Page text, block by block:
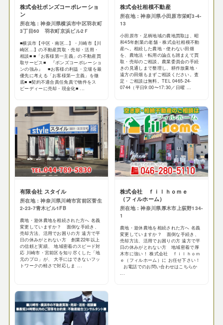
株式会社ボンズコーポレーショ
ン
所在地：神奈川県横浜市中区羽衣町
3丁目60 羽衣町京浜ビル2Ｆ
■横浜市【中区・南区…】・川崎市【川
崎区…】の不動産買取・売却・活用・
相談■ ■「お客様第一主義」の不動産買
取サービス■ 『ボンズコーポレーショ
ンの強み』 ■お客様の利益・立場を最
優先に考える「お客様第一主義」を徹
底■ ■契約不適合責任免責で物件をス
ピーディーに売却・現金化■ ...
株式会社相模不動産
所在地：神奈川県小田原市栄町3-4-
13
小田原市・足柄地域の農地買取は、昭
和45年創業の老舗・株式会社相模不動
産へ。相続した農地・使わない田畑
を、農地法・転用の論点も踏まえて買
取・売却のご相談。農業委員会の手続
きの見通しまで整理し、耕作放棄地・
遠方の田畑もまずご相談ください。査
定・ご相談は無料。TEL 0465-24-
0744（平日9:00〜17:30／日曜 ...
有限会社 スタイル
所在地：神奈川県川崎市宮前区菅生
2-23-7青木ビル1FB
農地・遊休農地を相続された方へ 名義
変更していますか？ 面倒な手続き、
売却方法、活用でお困りの方 遠方で平
日の休みがとれない方 創業22年以上
の信頼と実績、 地域密着のスピード対
応 川崎市・宮前区を知り尽くした「地
元のプロ」が、 大手にはできないフッ
トワークの軽さで対応しま ...
株式会社 ｆｉｌｈｏｍｅ
（フィルホーム）
所在地：神奈川県厚木市上荻野134-
1
農地・遊休農地を相続された方へ 名義
変更していますか？ 面倒な手続き、
売却方法、活用でお困りの方 遠方で平
日の休みがとれない方 地域密着で厚
木市に強い！ 株式会社 ｆｉｌｈｏｍ
ｅ（フィルホーム）に お任せ下さい！
お電話でのお問い合わせはこちらか
...